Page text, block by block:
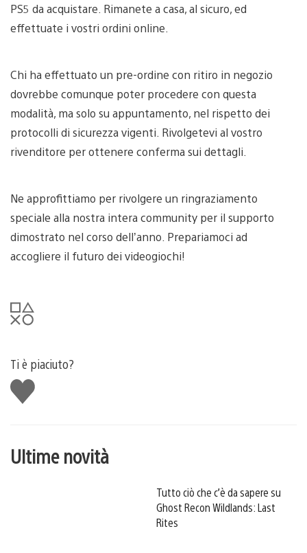
PS5 da acquistare. Rimanete a casa, al sicuro, ed
effettuate i vostri ordini online.
Chi ha effettuato un pre-ordine con ritiro in negozio
dovrebbe comunque poter procedere con questa
modalità, ma solo su appuntamento, nel rispetto dei
protocolli di sicurezza vigenti. Rivolgetevi al vostro
rivenditore per ottenere conferma sui dettagli.
Ne approfittiamo per rivolgere un ringraziamento
speciale alla nostra intera community per il supporto
dimostrato nel corso dell’anno. Prepariamoci ad
accogliere il futuro dei videogiochi!
Ti è piaciuto?
Mi
piace
Ultime novità
Tutto ciò che c’è da sapere su
Ghost Recon Wildlands: Last
Rites